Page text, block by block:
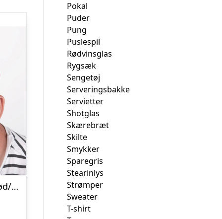
Trucker cap med tryk – Rød/hvid
Pokal
Puder
Pung
Puslespil
Rødvinsglas
Rygsæk
Sengetøj
Serveringsbakke
Servietter
Shotglas
Skærebræt
Skilte
Smykker
Sparegris
Stearinlys
Strømper
Sweater
T-shirt